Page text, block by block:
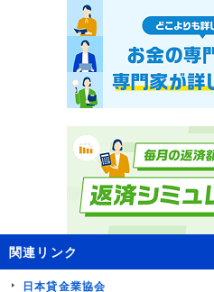
関連リンク
日本貸金業協会